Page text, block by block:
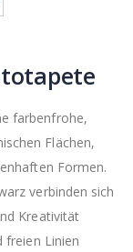
farbenfrohe,
Flächen,
Formen.
verbinden sich
Kreativität
freien Linien